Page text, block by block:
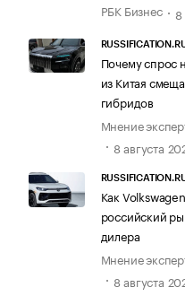
РБК Бизнес
8
Почему спрос
из Китая
гибридов
Мнение
8 августа
Как
российский
дилера
Мнение
8 августа